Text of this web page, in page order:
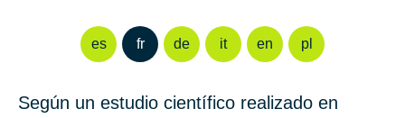
es fr de it en pl
Según un estudio científico realizado en